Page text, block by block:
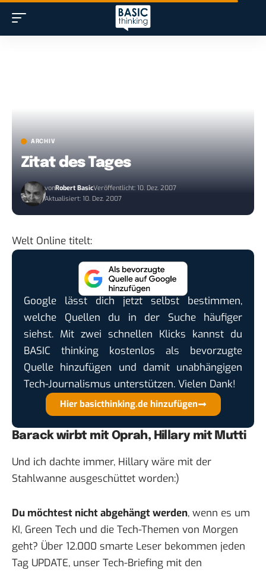
ARCHIV
Zitat des Tages
vonRobert BasicVeröffentlicht: 10. Dez. 2007
Aktualisiert: 10. Dez. 2007
Welt Online titelt:
Google lässt dich jetzt selbst bestimmen,
welche Quellen du in der Suche häufiger
siehst. Mit zwei schnellen Klicks kannst du
BASIC thinking kostenlos als bevorzugte
Quelle hinzufügen und damit unabhängigen
Tech-Journalismus unterstützen. Vielen Dank!
Hier basicthinking.de hinzufügen
Barack wirbt mit Oprah, Hillary mit Mutti
Und ich dachte immer, Hillary wäre mit der
Stahlwanne ausgeschüttet worden:)
Du möchtest nicht abgehängt werden, wenn es um
KI, Green Tech und die Tech-Themen von Morgen
geht? Über 12.000 smarte Leser bekommen jeden
Tag UPDATE, unser Tech-Briefing mit den